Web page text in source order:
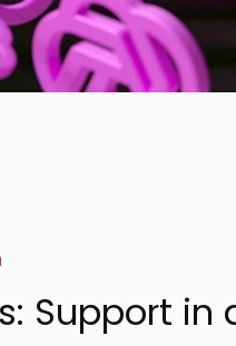
Support in